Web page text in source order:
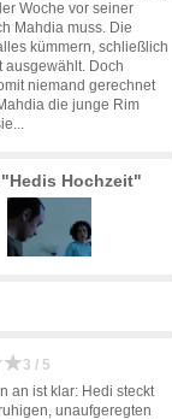
Woche vor seiner
Mahdia muss. Die
kümmern, schließlich
ausgewählt. Doch
niemand gerechnet
die junge Rim
Hochzeit"
3 / 5
an ist klar: Hedi steckt
unaufgeregten